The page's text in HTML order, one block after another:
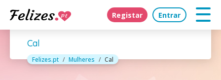
Registar Entrar
Cal
Felizes.pt Mulheres Cal